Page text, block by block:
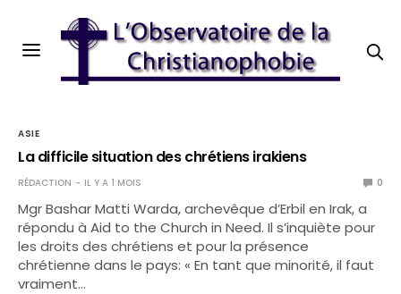
ASIE
La difficile situation des chrétiens irakiens
RÉDACTION IL Y A 1 MOIS 0
Mgr Bashar Matti Warda, archevêque d’Erbil en Irak, a
répondu à Aid to the Church in Need. Il s’inquiète pour
les droits des chrétiens et pour la présence
chrétienne dans le pays: « En tant que minorité, il faut
vraiment…